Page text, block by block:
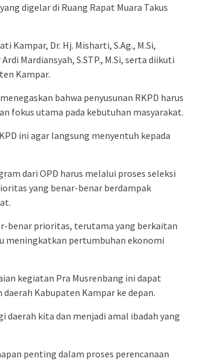
digelar di Ruang Rapat Muara Takus
Dr. Hj. Misharti, S.Ag., M.Si,
Mardiansyah, S.STP., M.Si, serta diikuti
Kampar.
bahwa penyusunan RKPD harus
fokus utama pada kebutuhan masyarakat.
ini agar langsung menyentuh kepada
dari OPD harus melalui proses seleksi
yang benar-benar berdampak
benar prioritas, terutama yang berkaitan
meningkatkan pertumbuhan ekonomi
kegiatan Pra Musrenbang ini dapat
Kabupaten Kampar ke depan.
kita dan menjadi amal ibadah yang
penting dalam proses perencanaan